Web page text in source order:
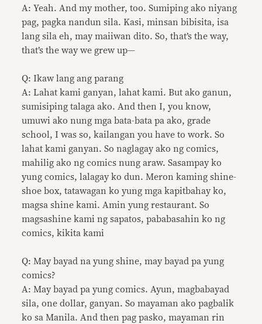
A: Yeah. And my mother, too. Sumiping ako niyang
pag, pagka nandun sila. Kasi, minsan bibisita, isa
lang sila eh, may maiiwan dito. So, that’s the way,
that’s the way we grew up—
Q: Ikaw lang ang parang
A: Lahat kami ganyan, lahat kami. But ako ganun,
sumisiping talaga ako. And then I, you know,
umuwi ako nung mga bata-bata pa ako, grade
school, I was so, kailangan you have to work. So
lahat kami ganyan. So naglagay ako ng comics,
mahilig ako ng comics nung araw. Sasampay ko
yung comics, lalagay ko dun. Meron kaming shine-
shoe box, tatawagan ko yung mga kapitbahay ko,
magsa shine kami. Amin yung restaurant. So
magsashine kami ng sapatos, pababasahin ko ng
comics, kikita kami
Q: May bayad na yung shine, may bayad pa yung
comics?
A: May bayad pa yung comics. Ayun, magbabayad
sila, one dollar, ganyan. So mayaman ako pagbalik
ko sa Manila. And then pag pasko, mayaman rin